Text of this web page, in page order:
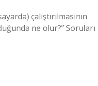
çalıştırılmasının
ne olur?” Soruları